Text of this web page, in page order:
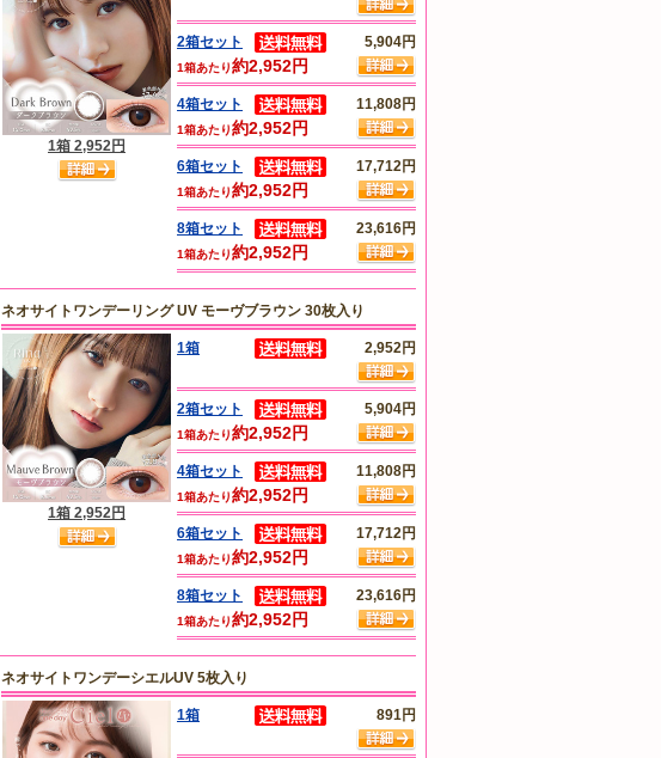
1箱 2,952円
2箱セット 5,904円
1箱あたり約2,952円
4箱セット 11,808円
1箱あたり約2,952円
6箱セット 17,712円
1箱あたり約2,952円
8箱セット 23,616円
1箱あたり約2,952円
ネオサイトワンデーリング UV モーヴブラウン 30枚入り
1箱 2,952円
1箱 2,952円
2箱セット 5,904円
1箱あたり約2,952円
4箱セット 11,808円
1箱あたり約2,952円
6箱セット 17,712円
1箱あたり約2,952円
8箱セット 23,616円
1箱あたり約2,952円
ネオサイトワンデーシエルUV 5枚入り
1箱 891円